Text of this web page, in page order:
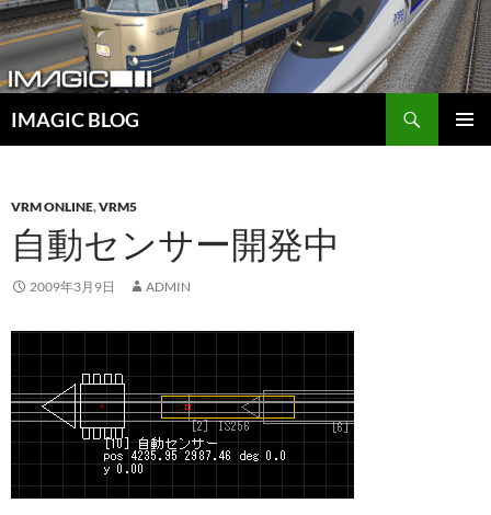
コ
ン
テ
ン
ツ
へ
IMAGIC BLOG
索
VRM ONLINE,VRM5
自動センサー開発中
2009年3月9日 ADMIN